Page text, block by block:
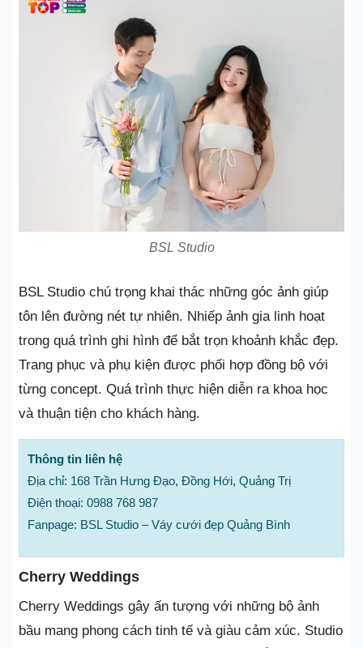
BSL Studio
BSL Studio chú trọng khai thác những góc ảnh giúp
tôn lên đường nét tự nhiên. Nhiếp ảnh gia linh hoạt
trong quá trình ghi hình để bắt trọn khoảnh khắc đẹp.
Trang phục và phụ kiện được phối hợp đồng bộ với
từng concept. Quá trình thực hiện diễn ra khoa học
và thuận tiện cho khách hàng.
Thông tin liên hệ
Địa chỉ: 168 Trần Hưng Đạo, Đồng Hới, Quảng Trị
Điện thoại: 0988 768 987
Fanpage: BSL Studio – Váy cưới đẹp Quảng Bình
Cherry Weddings
Cherry Weddings gây ấn tượng với những bộ ảnh
bầu mang phong cách tinh tế và giàu cảm xúc. Studio